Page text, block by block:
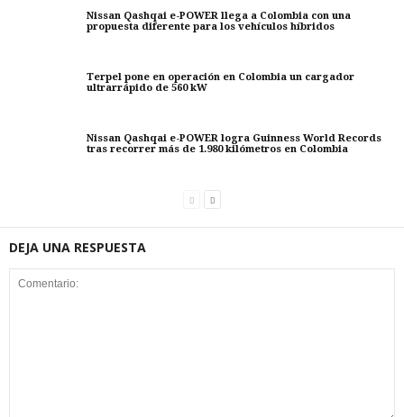
Nissan Qashqai e-POWER llega a Colombia con una
propuesta diferente para los vehículos híbridos
Terpel pone en operación en Colombia un cargador
ultrarrápido de 560 kW
Nissan Qashqai e-POWER logra Guinness World Records
tras recorrer más de 1.980 kilómetros en Colombia
DEJA UNA RESPUESTA